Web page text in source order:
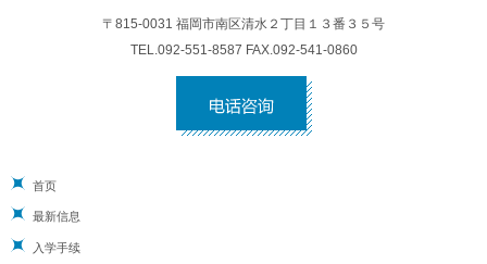
〒815-0031 福岡市南区清水２丁目１３番３５号
TEL.092-551-8587 FAX.092-541-0860
首页
最新信息
入学手续